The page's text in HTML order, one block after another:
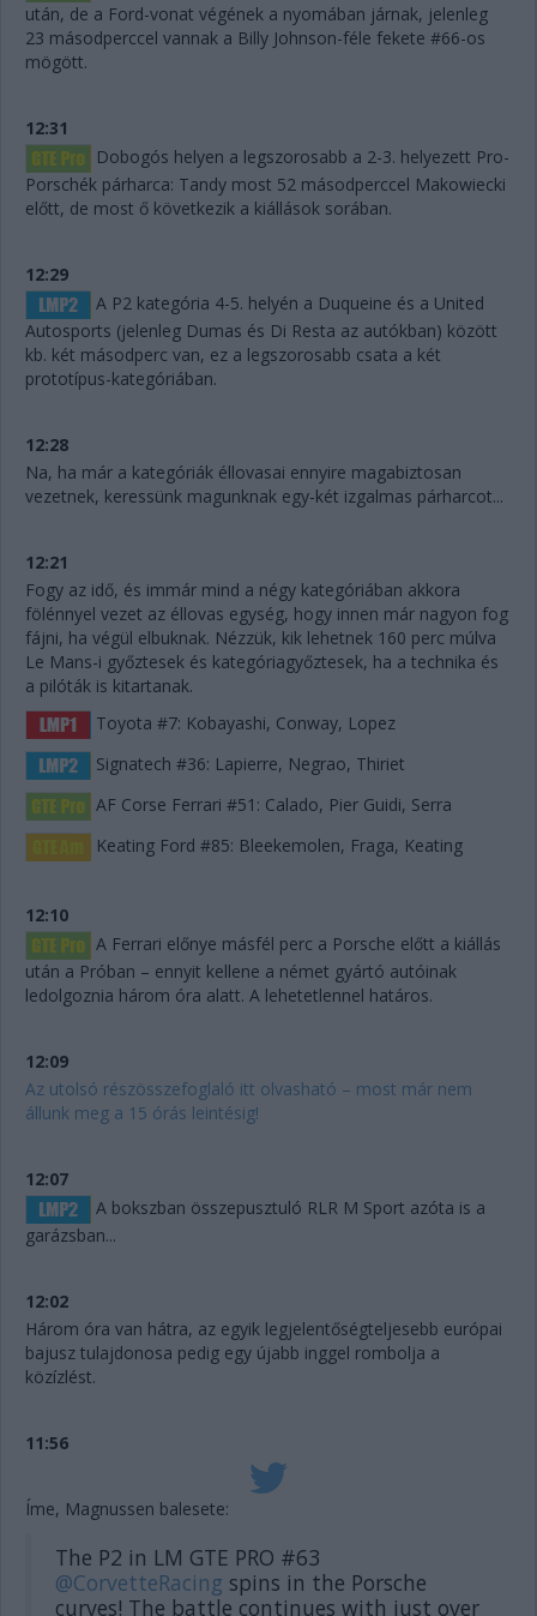
után, de a Ford-vonat végének a nyomában járnak, jelenleg
23 másodperccel vannak a Billy Johnson-féle fekete #66-os
mögött.
12:31
Dobogós helyen a legszorosabb a 2-3. helyezett Pro-
Porschék párharca: Tandy most 52 másodperccel Makowiecki
előtt, de most ő következik a kiállások sorában.
12:29
A P2 kategória 4-5. helyén a Duqueine és a United
Autosports (jelenleg Dumas és Di Resta az autókban) között
kb. két másodperc van, ez a legszorosabb csata a két
prototípus-kategóriában.
12:28
Na, ha már a kategóriák éllovasai ennyire magabiztosan
vezetnek, keressünk magunknak egy-két izgalmas párharcot...
12:21
Fogy az idő, és immár mind a négy kategóriában akkora
fölénnyel vezet az éllovas egység, hogy innen már nagyon fog
fájni, ha végül elbuknak. Nézzük, kik lehetnek 160 perc múlva
Le Mans-i győztesek és kategóriagyőztesek, ha a technika és
a pilóták is kitartanak.
Toyota #7: Kobayashi, Conway, Lopez
Signatech #36: Lapierre, Negrao, Thiriet
AF Corse Ferrari #51: Calado, Pier Guidi, Serra
Keating Ford #85: Bleekemolen, Fraga, Keating
12:10
A Ferrari előnye másfél perc a Porsche előtt a kiállás
után a Próban – ennyit kellene a német gyártó autóinak
ledolgoznia három óra alatt. A lehetetlennel határos.
12:09
Az utolsó részösszefoglaló itt olvasható – most már nem
állunk meg a 15 órás leintésig!
12:07
A bokszban összepusztuló RLR M Sport azóta is a
garázsban...
12:02
Három óra van hátra, az egyik legjelentőségteljesebb európai
bajusz tulajdonosa pedig egy újabb inggel rombolja a
közízlést.
11:56
Íme, Magnussen balesete:
The P2 in LM GTE PRO #63
@CorvetteRacing spins in the Porsche
curves! The battle continues with just over